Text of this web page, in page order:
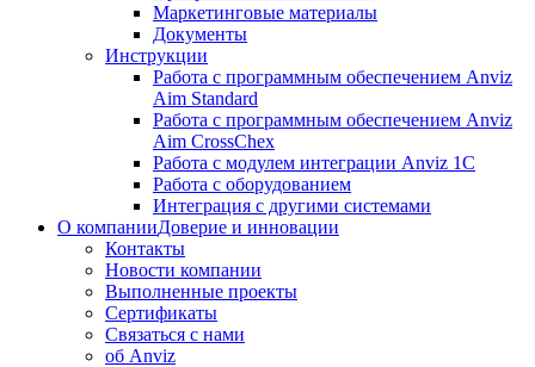
Маркетинговые материалы
Документы
Инструкции
Работа с программным обеспечением Anviz
Aim Standard
Работа с программным обеспечением Anviz
Aim CrossChex
Работа с модулем интеграции Anviz 1C
Работа с оборудованием
Интеграция с другими системами
О компанииДоверие и инновации
Контакты
Новости компании
Выполненные проекты
Сертификаты
Связаться с нами
об Anviz